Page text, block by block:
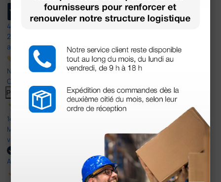
4,5
23
avis
Nos avis 4 et 5 étoiles.
Cliquez ici pour tous les lire >
Previous Suivant
14 Avr 2026
Mon article reçu est conforme à la description texte, image et
vidéo proposée par le site.
Acheteur vérifié